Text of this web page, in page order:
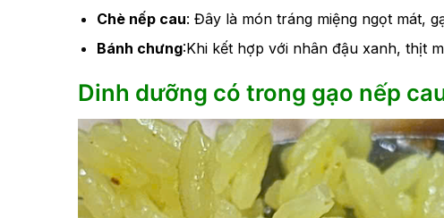
Chè nếp cau: Đây là món tráng miệng ngọt mát,
Bánh chưng:Khi kết hợp với nhân đậu xanh, thịt
Dinh dưỡng có trong gạo nếp